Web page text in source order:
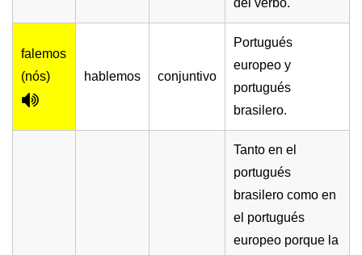
del verbo.
falemos
(nós)
hablemos conjuntivo
Portugués
europeo y
portugués
brasilero.
Tanto en el
portugués
brasilero como en
el portugués
europeo porque la